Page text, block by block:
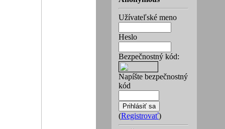
Užívateľské meno
Heslo
Bezpečnostný kód:
Napíšte bezpečnostný
kód
(Registrovať)